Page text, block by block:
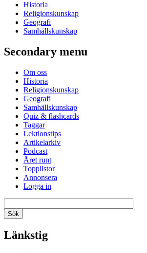
Historia
Religionskunskap
Geografi
Samhällskunskap
Secondary menu
Om oss
Historia
Religionskunskap
Geografi
Samhällskunskap
Quiz & flashcards
Taggar
Lektionstips
Artikelarkiv
Podcast
Året runt
Topplistor
Annonsera
Logga in
Länkstig